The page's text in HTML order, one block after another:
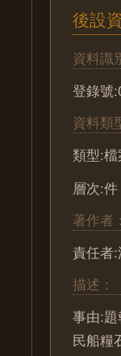
後設
資料識
登錄號
資料類
類型:檔
層次:件
著作者：
責任者
描述：
事由:
民船糧